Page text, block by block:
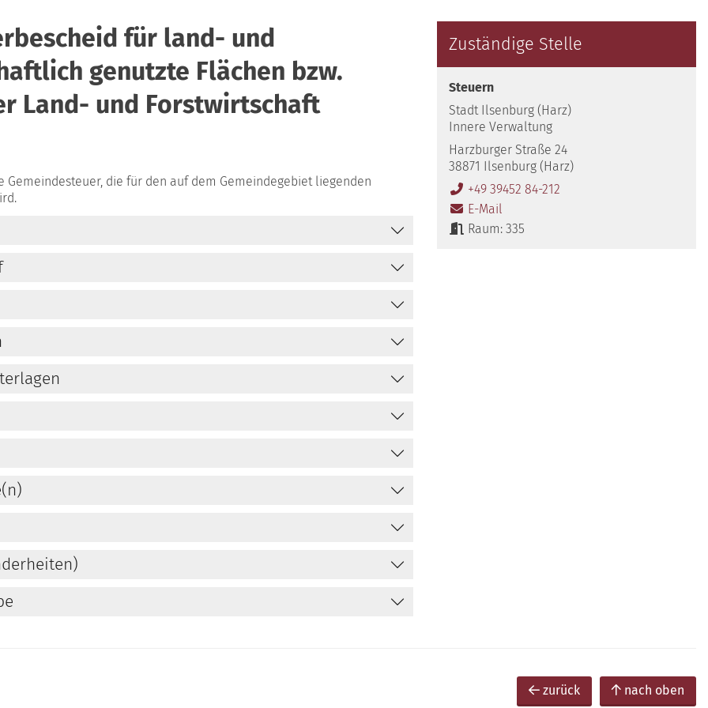
für land- und
genutzte Flächen bzw.
Land- und Forstwirtschaft
Gemeindesteuer, die für den auf dem Gemeindegebiet liegenden
Zuständige Stelle
Steuern
Stadt Ilsenburg (Harz)
Innere Verwaltung
Harzburger Straße 24
38871 Ilsenburg (Harz)
+49 39452 84-212
E-Mail
Raum: 335
zurück nach oben